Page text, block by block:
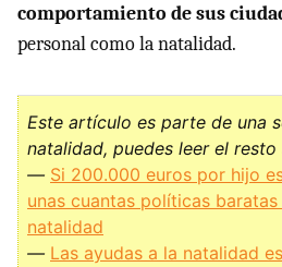
comportamiento de sus
personal como la natalidad.
Este artículo es parte de una
natalidad, puedes leer el resto
— Si 200.000 euros por hijo
unas cuantas políticas
natalidad
— Las ayudas a la natalidad